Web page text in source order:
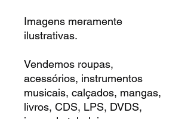
Imagens meramente
ilustrativas.
Vendemos roupas,
acessórios, instrumentos
musicais, calçados, mangas,
livros, CDS, LPS, DVDS,